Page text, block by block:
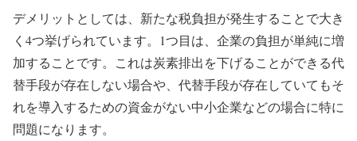
デメリットとしては、新たな税負担が発生することで大き
く4つ挙げられています。1つ目は、企業の負担が単純に増
加することです。これは炭素排出を下げることができる代
替手段が存在しない場合や、代替手段が存在していてもそ
れを導入するための資金がない中小企業などの場合に特に
問題になります。